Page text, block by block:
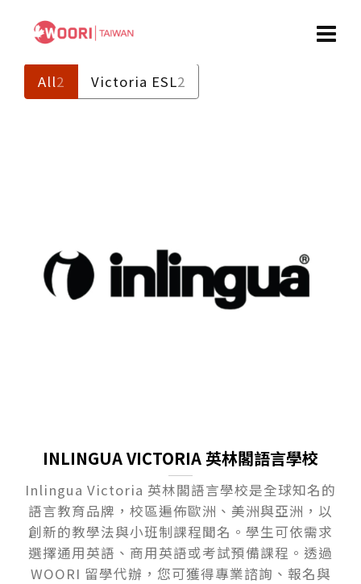
All2 Victoria ESL2
INLINGUA VICTORIA 英林閣語言學校
Inlingua Victoria 英林閣語言學校是全球知名的
語言教育品牌，校區遍佈歐洲、美洲與亞洲，以
創新的教學法與小班制課程聞名。學生可依需求
選擇通用英語、商用英語或考試預備課程。透過
WOORI 留學代辦，您可獲得專業諮詢、報名與